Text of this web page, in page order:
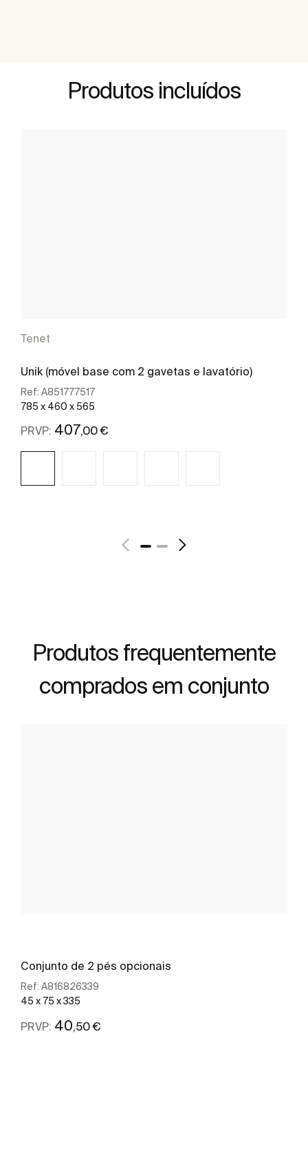
Produtos incluídos
Tenet
Unik (móvel base com 2 gavetas e lavatório)
Ref: A851777517
785 x 460 x 565
PRVP: 407 ,00 €
Produtos frequentemente
comprados em conjunto
Conjunto de 2 pés opcionais
Ref: A816826339
45 x 75 x 335
PRVP: 40 ,50 €